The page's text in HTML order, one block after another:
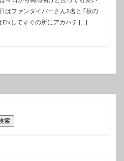
はファンダイバーさん2名と ｢秋の
ENしてすぐの所にアカハチ […]
索